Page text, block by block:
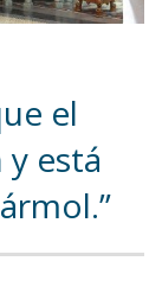
el
está